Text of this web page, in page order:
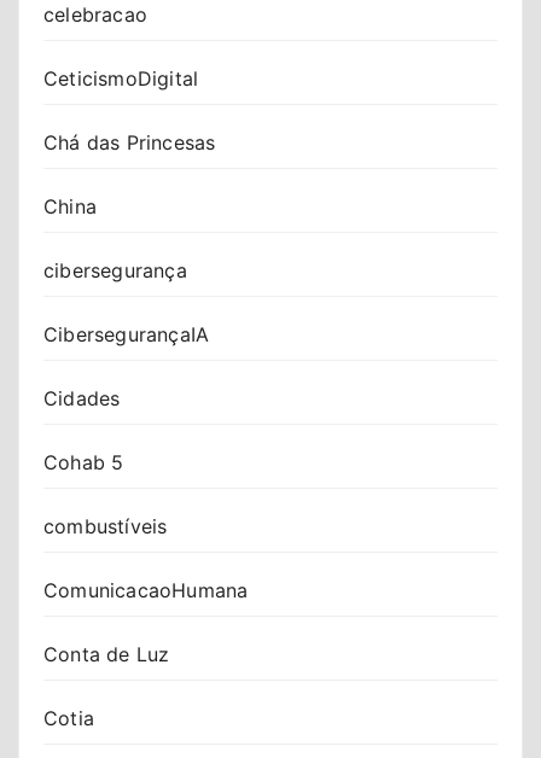
celebracao
CeticismoDigital
Chá das Princesas
China
cibersegurança
CibersegurançaIA
Cidades
Cohab 5
combustíveis
ComunicacaoHumana
Conta de Luz
Cotia